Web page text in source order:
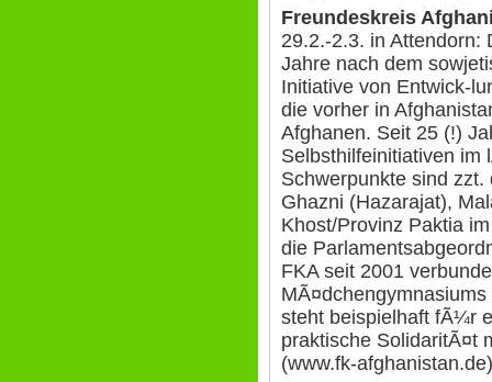
Freundeskreis
29.2.-2.3. in Attendorn:
Jahre nach dem
Initiative von Entwick-
die vorher in
Afghanen. Seit 25 (!)
Selbsthilfeinitiativen im
Schwerpunkte sind
Ghazni (Hazarajat),
Khost/Provinz Paktia
die
FKA seit 2001
steht beispielhaft fÃ¼r
praktische SolidaritÃ¤t
(www.fk-afghanistan.de)